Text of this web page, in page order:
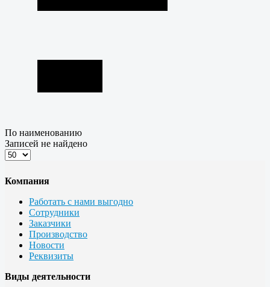
По наименованию
Записей не найдено
Компания
Работать с нами выгодно
Сотрудники
Заказчики
Производство
Новости
Реквизиты
Виды деятельности